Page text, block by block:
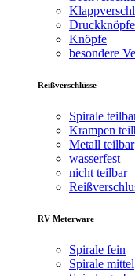
Druckknöpfe
Knöpfe
besondere
Reißverschlüsse
Spirale
Krampen
Metall teilbar
wasserfest
nicht teilbar
RV Meterware
Spirale fein
Spirale mittel